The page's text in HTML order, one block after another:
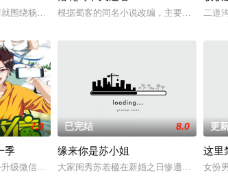
天远携手破案，维护正义并收获爱情的故事。
就围绕杨天柱展开，从一个人的家仇，一个村子的惨剧
根据蜀客的同名小说改编，主要是讲述千
二道
亲工作的考古现场，意外地卷入了一场夺宝斗争，与
7.0
季
级微信，却加入了天庭和地府群聊，从此，三界倒卖，
已完结 8.0
缘来你是苏小姐
大家闺秀苏若楹在新婚之日惨遭亲夫抛弃
更
这里
女扮